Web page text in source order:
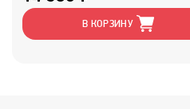
В КОРЗИНУ